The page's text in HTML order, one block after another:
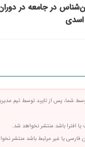
در جامعه در
شما، پس از تایید توسط تیم
افترا باشد منتشر نخواهد شد.
فارسی یا غیر مرتبط باشد منتشر